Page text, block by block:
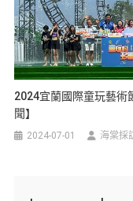
2024宜蘭國際童玩藝
聞】
2024-07-01 海棠採